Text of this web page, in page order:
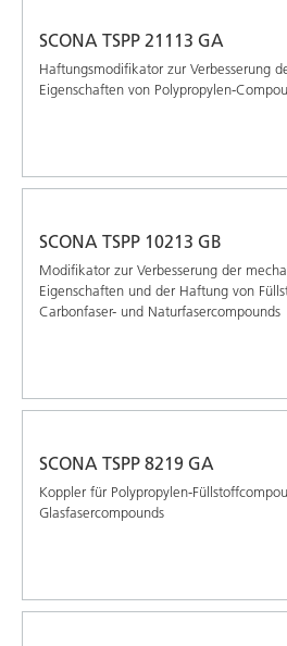
SCONA TSPP 21113 GA
Haftungsmodifikator zur Verbesserung
Eigenschaften von Polypropylen-
SCONA TSPP 10213 GB
Modifikator zur Verbesserung der
Eigenschaften und der Haftung von
Carbonfaser- und Naturfasercompounds
SCONA TSPP 8219 GA
Koppler für Polypropylen-
Glasfasercompounds